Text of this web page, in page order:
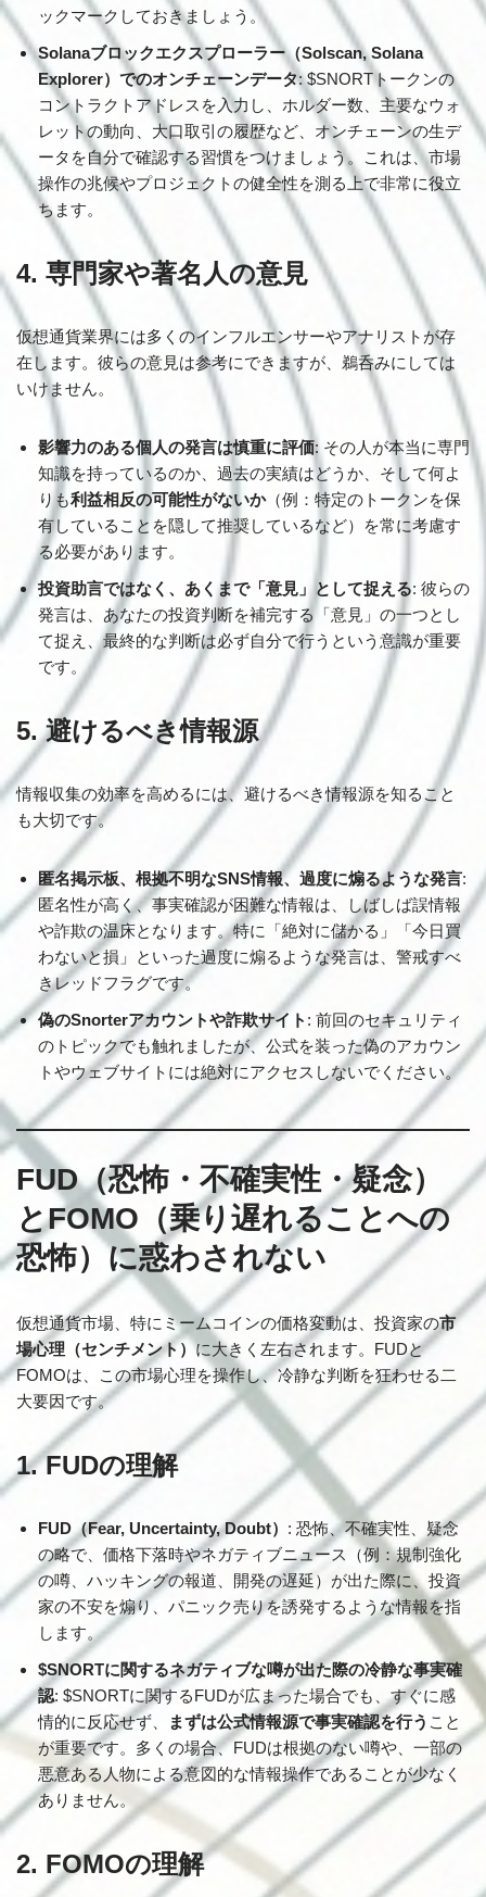
ックマークしておきましょう。
Solanaブロックエクスプローラー（Solscan, Solana
Explorer）でのオンチェーンデータ: $SNORTトークンの
コントラクトアドレスを入力し、ホルダー数、主要なウォ
レットの動向、大口取引の履歴など、オンチェーンの生デ
ータを自分で確認する習慣をつけましょう。これは、市場
操作の兆候やプロジェクトの健全性を測る上で非常に役立
ちます。
4. 専門家や著名人の意見
仮想通貨業界には多くのインフルエンサーやアナリストが存
在します。彼らの意見は参考にできますが、鵜呑みにしては
いけません。
影響力のある個人の発言は慎重に評価: その人が本当に専門
知識を持っているのか、過去の実績はどうか、そして何よ
りも利益相反の可能性がないか（例：特定のトークンを保
有していることを隠して推奨しているなど）を常に考慮す
る必要があります。
投資助言ではなく、あくまで「意見」として捉える: 彼らの
発言は、あなたの投資判断を補完する「意見」の一つとし
て捉え、最終的な判断は必ず自分で行うという意識が重要
です。
5. 避けるべき情報源
情報収集の効率を高めるには、避けるべき情報源を知ること
も大切です。
匿名掲示板、根拠不明なSNS情報、過度に煽るような発言:
匿名性が高く、事実確認が困難な情報は、しばしば誤情報
や詐欺の温床となります。特に「絶対に儲かる」「今日買
わないと損」といった過度に煽るような発言は、警戒すべ
きレッドフラグです。
偽のSnorterアカウントや詐欺サイト : 前回のセキュリティ
のトピックでも触れましたが、公式を装った偽のアカウン
トやウェブサイトには絶対にアクセスしないでください。
FUD（恐怖・不確実性・疑念）
とFOMO（乗り遅れることへの
恐怖）に惑わされない
仮想通貨市場、特にミームコインの価格変動は、投資家の市
場心理（センチメント）に大きく左右されます。FUDと
FOMOは、この市場心理を操作し、冷静な判断を狂わせる二
大要因です。
1. FUDの理解
FUD（Fear, Uncertainty, Doubt） : 恐怖、不確実性、疑念
の略で、価格下落時やネガティブニュース（例：規制強化
の噂、ハッキングの報道、開発の遅延）が出た際に、投資
家の不安を煽り、パニック売りを誘発するような情報を指
します。
$SNORTに関するネガティブな噂が出た際の冷静な事実確
認: $SNORTに関するFUDが広まった場合でも、すぐに感
情的に反応せず、
まずは公式情報源で事実確認を行う こと
が重要です。多くの場合、FUDは根拠のない噂や、一部の
悪意ある人物による意図的な情報操作であることが少なく
ありません。
2. FOMOの理解